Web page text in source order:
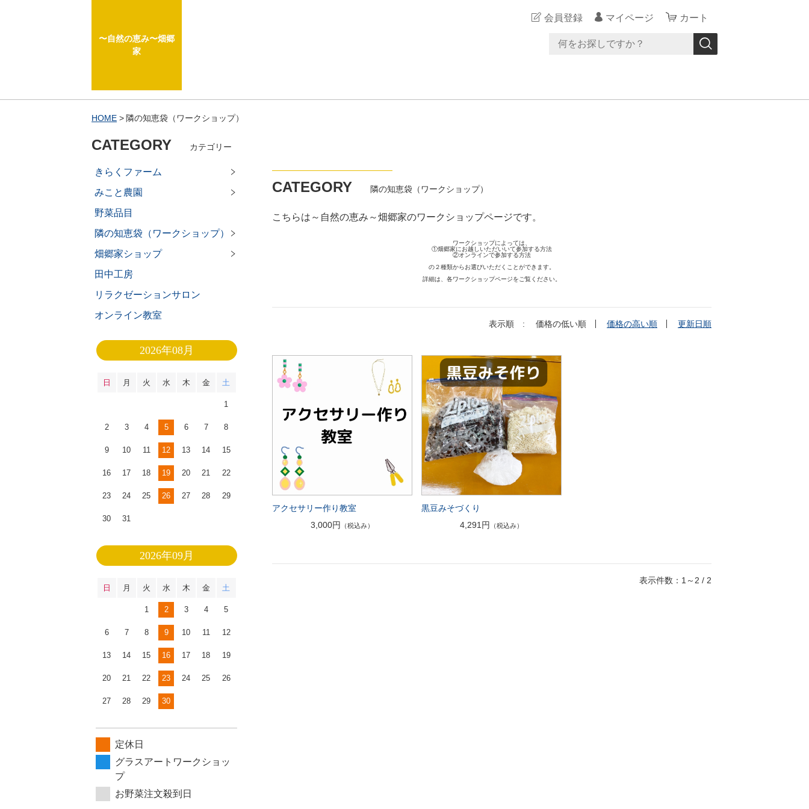
〜自然の恵み〜畑郷
家
会員登録 マイページ カート
HOME 隣の知恵袋（ワークショップ）
CATEGORY 隣の知恵袋（ワークショップ）
こちらは～自然の恵み～畑郷家のワークショップページです。
ワークショップによっては、
①畑郷家にお越しいただいいて参加する方法
②オンラインで参加する方法
の２種類からお選びいただくことができます。
詳細は、各ワークショップページをご覧ください。
表示順 : 価格の低い順 価格の高い順 更新日順
アクセサリー作り教室
3,000円
（税込み）
黒豆みそづくり
4,291円
（税込み）
表示件数：1～2 / 2
CATEGORY カテゴリー
きらくファーム
みこと農園
野菜品目
隣の知恵袋（ワークショップ）
畑郷家ショップ
田中工房
リラクゼーションサロン
オンライン教室
2026年08月
日 月 火 水 木 金 土
1
2 3 4 5 6 7 8
9 10 11 12 13 14 15
16 17 18 19 20 21 22
23 24 25 26 27 28 29
30 31
2026年09月
日 月 火 水 木 金 土
1 2 3 4 5
6 7 8 9 10 11 12
13 14 15 16 17 18 19
20 21 22 23 24 25 26
27 28 29 30
定休日
グラスアートワークショッ
プ
お野菜注文殺到日